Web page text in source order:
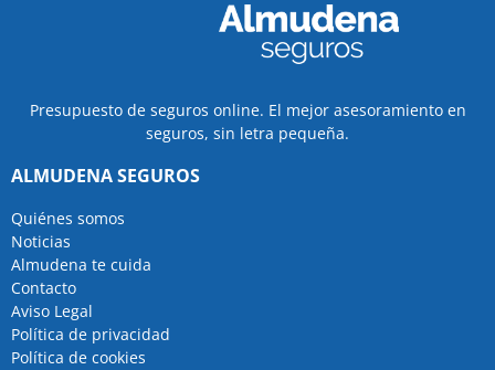
Presupuesto de seguros online. El mejor asesoramiento en
seguros, sin letra pequeña.
ALMUDENA SEGUROS
Quiénes somos
Noticias
Almudena te cuida
Contacto
Aviso Legal
Política de privacidad
Política de cookies